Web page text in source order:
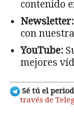
contenido
Newsletter:
con
YouTube:
mejores
Sé tú el
través de